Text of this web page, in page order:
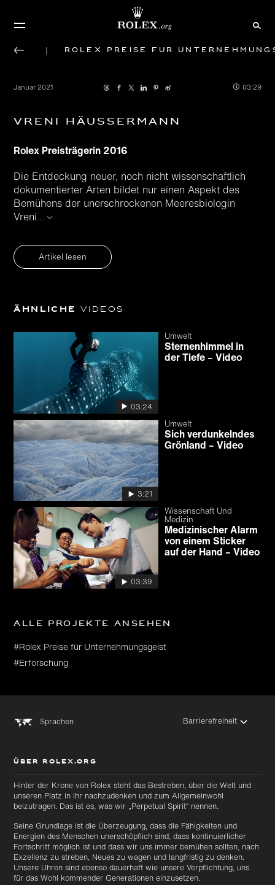
Rolex Preise für
Januar 2021 03:29
Vreni Häussermann
Rolex Preisträgerin 2016
Die Entdeckung neuer, noch nicht wissenschaftlich
dokumen­tierter Arten bildet nur einen Aspekt des
Bemühens der unerschrockenen Meeres­biologin
Vreni...
Artikel lesen
Ähnliche Videos
03:24
Umwelt
Sternenhimmel in
der Tiefe – Video
3:21
Umwelt
Sich verdunkelndes
Grönland – Video
03:39
Wissenschaft Und
Medizin
Medizinischer Alarm
von einem Sticker
auf der Hand – Video
Alle Projekte ansehen
#Rolex Preise für Unternehmungsgeist
#Erforschung
Sprachen Barrierefreiheit
ÜBER ROLEX.ORG
Hinter der Krone von Rolex steht das Bestreben, über die Welt und
unseren Platz in ihr nachzudenken und zum Allgemeinwohl
beizutragen. Das ist es, was wir „Perpetual Spirit“ nennen.
Seine Grundlage ist die Überzeugung, dass die Fähigkeiten und
Energien des Menschen unerschöpflich sind, dass kontinuierlicher
Fortschritt möglich ist und dass wir uns immer bemühen sollten, nach
Exzellenz zu streben, Neues zu wagen und langfristig zu denken.
Unsere Uhren sind ebenso dauerhaft wie unsere Verpflichtung, uns
für das Wohl kommender Generationen einzusetzen.